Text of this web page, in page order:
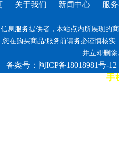
关于我们 新闻中心 服
息服务提供者，本站点内所展现的
在购买商品/服务前请务必谨慎核
并立即删除
备案号：闽ICP备18018981号-12
7*12小时客服热线: 康师傅手